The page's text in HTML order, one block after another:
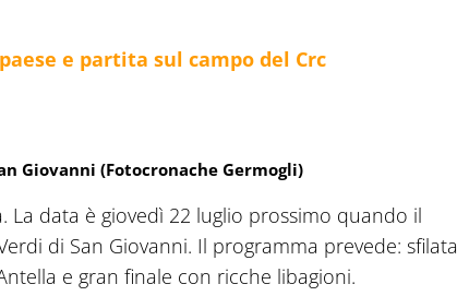
e partita sul campo del Crc
Giovanni (Fotocronache Germogli)
La data è giovedì 22 luglio prossimo quando il
di San Giovanni. Il programma prevede: sfilata
e gran finale con ricche libagioni.